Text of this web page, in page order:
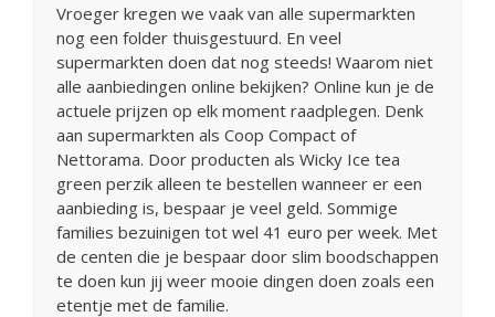
Vroeger kregen we vaak van alle supermarkten
nog een folder thuisgestuurd. En veel
supermarkten doen dat nog steeds! Waarom niet
alle aanbiedingen online bekijken? Online kun je de
actuele prijzen op elk moment raadplegen. Denk
aan supermarkten als Coop Compact of
Nettorama. Door producten als Wicky Ice tea
green perzik alleen te bestellen wanneer er een
aanbieding is, bespaar je veel geld. Sommige
families bezuinigen tot wel 41 euro per week. Met
de centen die je bespaar door slim boodschappen
te doen kun jij weer mooie dingen doen zoals een
etentje met de familie.